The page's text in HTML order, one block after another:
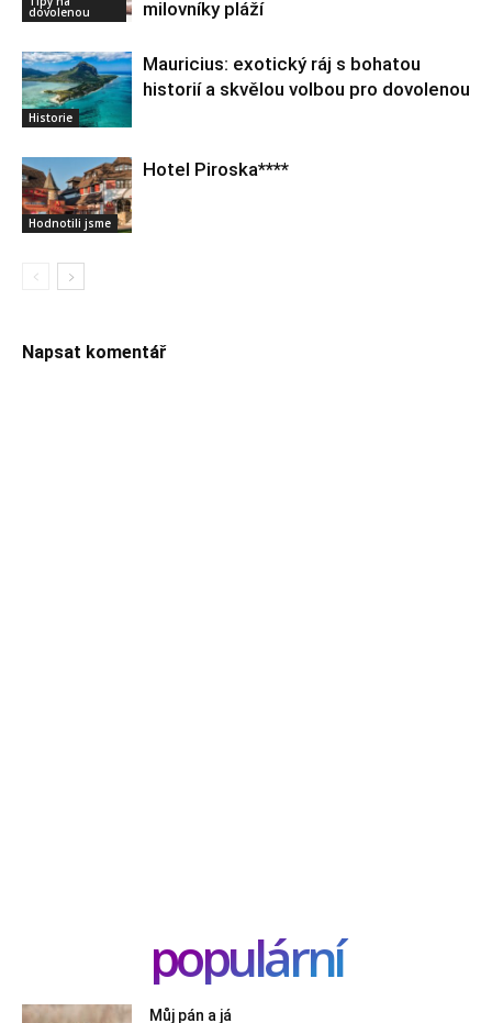
dovolenou milovníky pláží
Historie
Mauricius: exotický ráj s bohatou
historií a skvělou volbou pro dovolenou
Hodnotili jsme
Hotel Piroska****
Napsat komentář
populární
Můj pán a já